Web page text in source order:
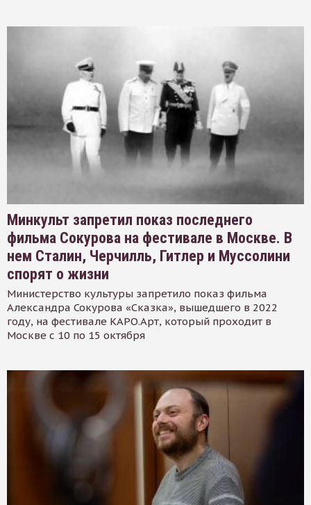
Минкульт запретил показ последнего
фильма Сокурова на фестивале в Москве. В
нем Сталин, Черчилль, Гитлер и Муссолини
спорят о жизни
Министерство культуры запретило показ фильма
Александра Сокурова «Сказка», вышедшего в 2022
году, на фестивале КАРО.Арт, который проходит в
Москве с 10 по 15 октября